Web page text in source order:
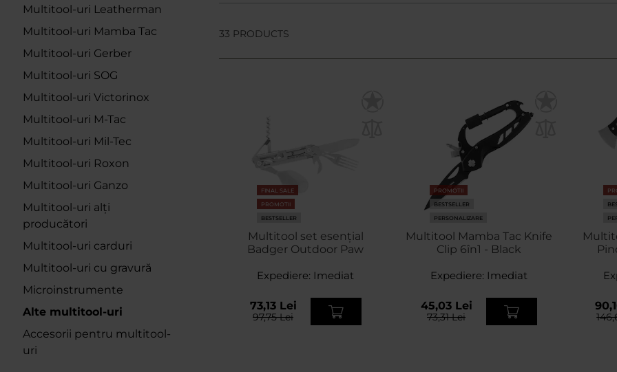
Multitool-uri Leatherman
Multitool-uri Mamba Tac
Multitool-uri Gerber
Multitool-uri SOG
Multitool-uri Victorinox
Multitool-uri M-Tac
Multitool-uri Mil-Tec
Multitool-uri Roxon
Multitool-uri Ganzo
Multitool-uri alți
producători
Multitool-uri carduri
Multitool-uri cu gravură
Microinstrumente
Alte multitool-uri
Accesorii pentru multitool-
uri
33 PRODUCTS
FINAL SALE
PROMOTII
BESTSELLER
Multitool set esențial
Badger Outdoor Paw
Expediere: Imediat
73,13 Lei
97,75 Lei
PROMOTII
BESTSELLER
PERSONALIZARE
Multitool Mamba Tac Knife
Clip 6în1 - Black
Expediere: Imediat
45,03 Lei
73,31 Lei